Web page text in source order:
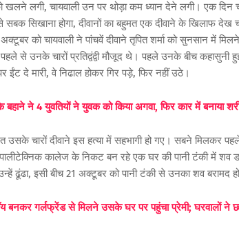
को खलने लगी, चायवाली उन पर थोड़ा कम ध्यान देने लगी। एक
सिखाना होगा, दीवानों का बहुमत एक दीवाने के खिलाफ देख
को चायवाली ने पांचवें दीवाने तृपित शर्मा को सुनसान में
से उनके चारों प्रतिद्वंद्वी मौजूद थे। पहले उनके बीच कहासुनी
ईंट दे मारी, वे निढाल होकर गिर पड़े, फिर नहीं उठे।
बहाने ने 4 युवतियों ने युवक को किया अगवा, फिर कार में बनाया
उसके चारों दीवाने इस हत्या में सहभागी हो गए। सबने मिलकर
कालेज के निकट बन रहे एक घर की पानी टंकी में शव
ढूंढा, इसी बीच 21 अक्टूबर को पानी टंकी से उनका शव बरामद
बनकर गर्लफ्रेंड से मिलने उसके घर पर पहुंचा प्रेमी; घरवालों ने